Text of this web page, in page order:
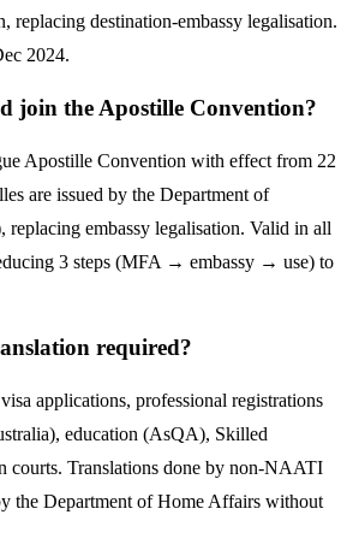
replacing destination-embassy legalisation.
2024.
join the Apostille Convention?
Apostille Convention with effect from 22
are issued by the Department of
embassy legalisation. Valid in all
3 steps (MFA → embassy → use) to
required?
applications, professional registrations
education (AsQA), Skilled
courts. Translations done by non-NAATI
the Department of Home Affairs without